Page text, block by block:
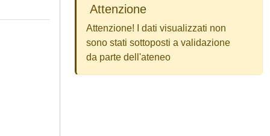
Attenzione
Attenzione! I dati visualizzati non
sono stati sottoposti a validazione
da parte dell'ateneo